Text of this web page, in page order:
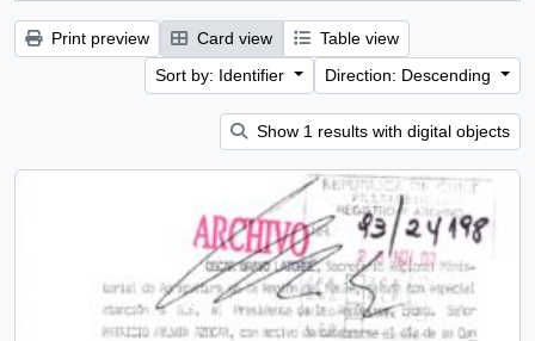
Print preview Card view
Table view
Sort by: Identifier
Direction: Descending
Show 1 results with digital objects